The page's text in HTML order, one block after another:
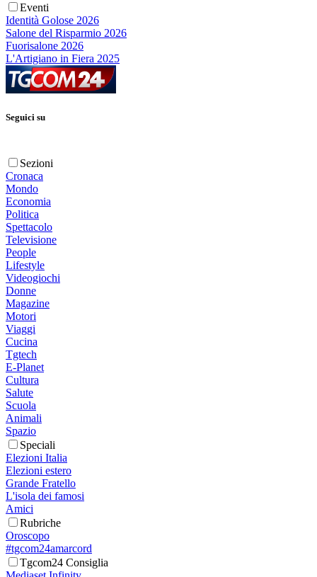
Eventi
Identità Golose 2026
Salone del Risparmio 2026
Fuorisalone 2026
L'Artigiano in Fiera 2025
Seguici su
Sezioni
Cronaca
Mondo
Economia
Politica
Spettacolo
Televisione
People
Lifestyle
Videogiochi
Donne
Magazine
Motori
Viaggi
Cucina
Tgtech
E-Planet
Cultura
Salute
Scuola
Animali
Spazio
Speciali
Elezioni Italia
Elezioni estero
Grande Fratello
L'isola dei famosi
Amici
Rubriche
Oroscopo
#tgcom24amarcord
Tgcom24 Consiglia